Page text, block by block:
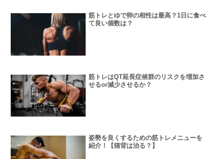
筋トレとゆで卵の相性は最高？1日に食べ
て良い個数は？
筋トレはQT延長症候群のリスクを増加さ
せるor減少させるか？
姿勢を良くするための筋トレメニューを
紹介！【猫背は治る？】